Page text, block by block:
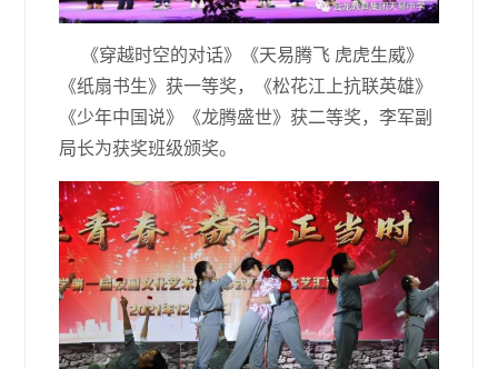
《穿越时空的对话》《天易腾飞 虎虎生威》
《纸扇书生》获一等奖，《松花江上抗联英雄》
《少年中国说》《龙腾盛世》获二等奖，李军副
局长为获奖班级颁奖。